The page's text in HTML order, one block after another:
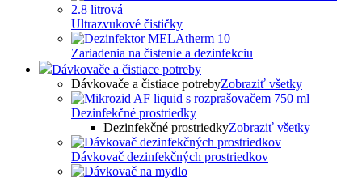
Ultrazvukové čističky
Zariadenia na čistenie a dezinfekciu
Dávkovače a čistiace potreby
Dávkovače a čistiace potrebyZobraziť všetky
Dezinfekčné prostriedky
Dezinfekčné prostriedkyZobraziť všetky
Dávkovač dezinfekčných prostriedkov